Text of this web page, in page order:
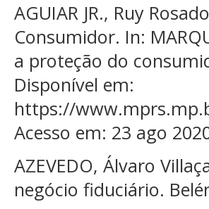
AGUIAR JR., Ruy
Consumidor. In:
a proteção do
Disponível em:
https://
Acesso em: 23 ago
AZEVEDO, Álvaro
negócio fiduciário.